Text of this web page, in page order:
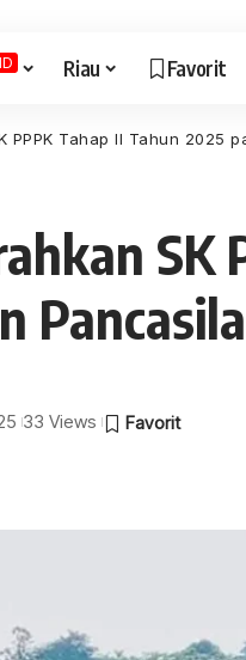
ID Riau Favorit
PPPK Tahap II Tahun 2025
SK
Pancasila
33 Views